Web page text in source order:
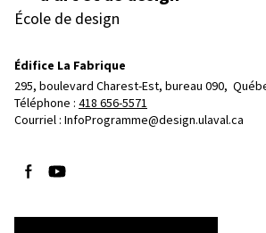
École de design
Édifice La Fabrique
295, boulevard Charest-Est, bureau 090,
Téléphone : 418 656-5571
Courriel : InfoProgramme@design.ulaval.ca
Suivez-nous sur Facebook
Suivez-nous sur YouTube